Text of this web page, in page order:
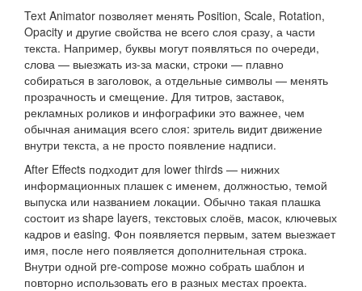
Text Animator позволяет менять Position, Scale, Rotation,
Opacity и другие свойства не всего слоя сразу, а части
текста. Например, буквы могут появляться по очереди,
слова — выезжать из-за маски, строки — плавно
собираться в заголовок, а отдельные символы — менять
прозрачность и смещение. Для титров, заставок,
рекламных роликов и инфографики это важнее, чем
обычная анимация всего слоя: зритель видит движение
внутри текста, а не просто появление надписи.
After Effects подходит для lower thirds — нижних
информационных плашек с именем, должностью, темой
выпуска или названием локации. Обычно такая плашка
состоит из shape layers, текстовых слоёв, масок, ключевых
кадров и easing. Фон появляется первым, затем выезжает
имя, после него появляется дополнительная строка.
Внутри одной pre-compose можно собрать шаблон и
повторно использовать его в разных местах проекта.